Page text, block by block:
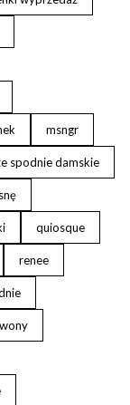
msngr
spodnie damskie
quiosque
renee